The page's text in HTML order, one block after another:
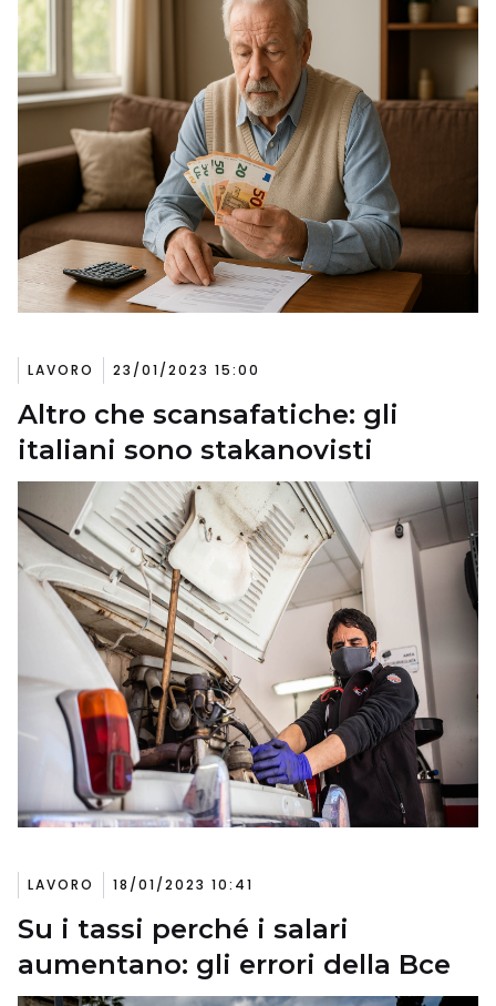
LAVORO 23/01/2023 15:00
Altro che scansafatiche: gli
italiani sono stakanovisti
LAVORO 18/01/2023 10:41
Su i tassi perché i salari
aumentano: gli errori della Bce